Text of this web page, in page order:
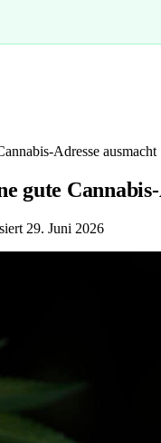
Adresse ausmacht
gute
29. Juni 2026